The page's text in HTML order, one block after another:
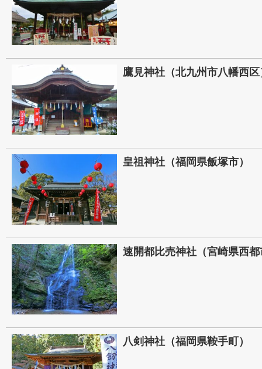
鷹見神社（北九州市八幡西区
皇祖神社（福岡県飯塚市）
速開都比売神社（宮崎県西
八剣神社（福岡県鞍手町）